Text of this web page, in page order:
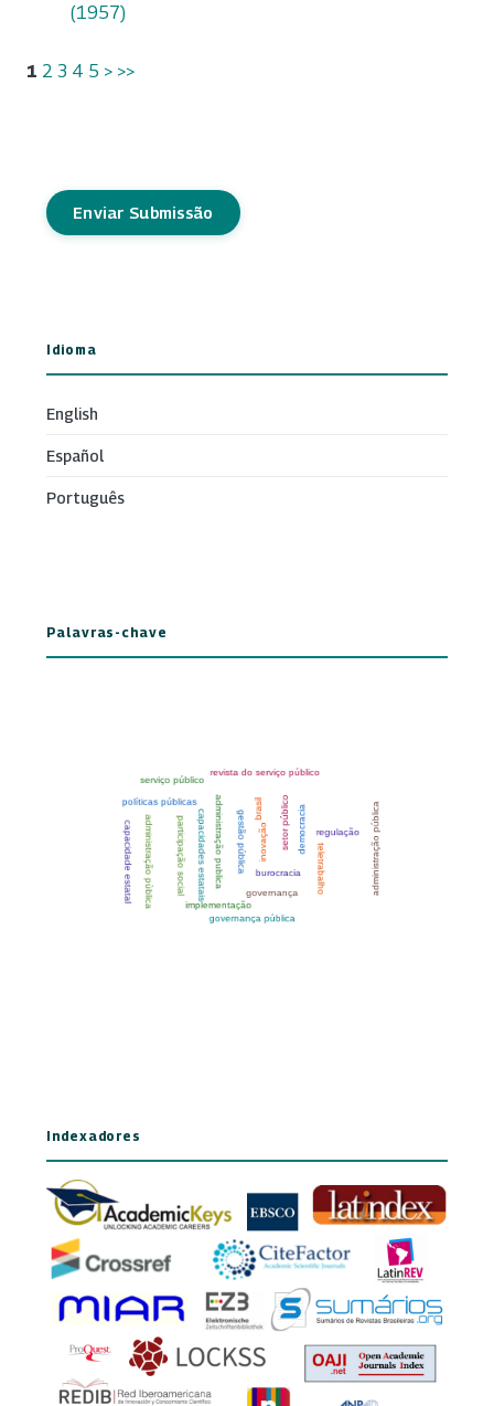
(1957)
1 2 3 4 5 > >>
Enviar Submissão
Idioma
English
Español
Português
Palavras-chave
Indexadores